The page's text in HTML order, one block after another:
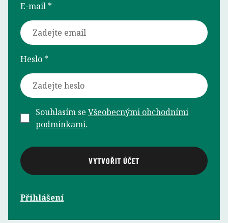
E-mail *
Heslo *
Souhlasím se Všeobecnými obchodními
podmínkami.
Přihlášení